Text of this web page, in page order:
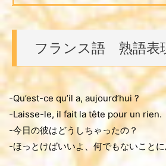
フランス語 熟語
-Qu’est-ce qu’il a, aujourd’hui ?
-Laisse-le, il fait la tête pour un rien.
-今日の彼はどうしちゃったの？
-ほっとけばいいよ、何でもないことに